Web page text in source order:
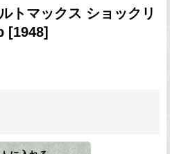
トマックス ショックリ
[1948]